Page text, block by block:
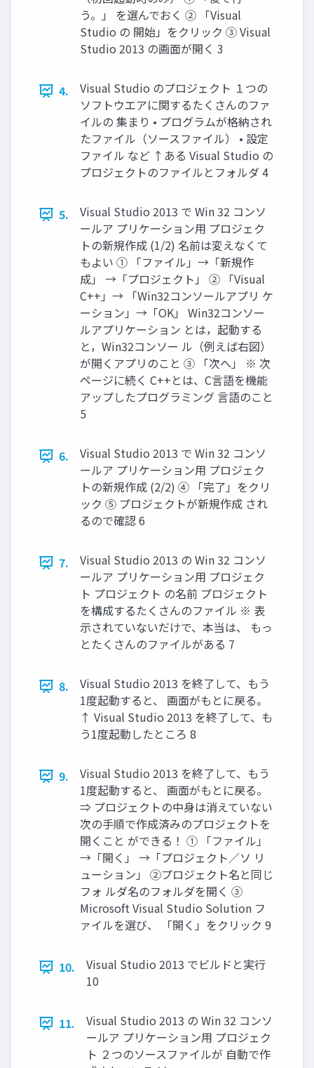
う。」 を選んでおく ② 「Visual
Studio の 開始」をクリック ③ Visual
Studio 2013 の画面が開く 3
4.
Visual Studio のプロジェクト １つの
ソフトウエアに関するたくさんのファ
イルの 集まり • プログラムが格納され
たファイル（ソースファイル） • 設定
ファイル など ↑ある Visual Studio の
プロジェクトのファイルとフォルダ 4
5.
Visual Studio 2013 で Win 32 コンソ
ールア プリケーション用 プロジェク
トの新規作成 (1/2) 名前は変えなくて
もよい ① 「ファイル」→「新規作
成」 →「プロジェクト」 ② 「Visual
C++」→ 「Win32コンソールアプリ ケ
ーション」→「OK」 Win32コンソー
ルアプリケーション とは，起動する
と，Win32コンソー ル（例えば右図）
が開くアプリのこと ③ 「次へ」 ※ 次
ページに続く C++とは、C言語を機能
アップしたプログラミング 言語のこと
5
6.
Visual Studio 2013 で Win 32 コンソ
ールア プリケーション用 プロジェク
トの新規作成 (2/2) ④ 「完了」をクリ
ック ⑤ プロジェクトが新規作成 され
るので確認 6
7.
Visual Studio 2013 の Win 32 コンソ
ールア プリケーション用 プロジェク
ト プロジェクト の名前 プロジェクト
を構成するたくさんのファイル ※ 表
示されていないだけで、本当は、 もっ
とたくさんのファイルがある 7
8.
Visual Studio 2013 を終了して、もう
1度起動すると、 画面がもとに戻る。
↑ Visual Studio 2013 を終了して、も
う1度起動したところ 8
9.
Visual Studio 2013 を終了して、もう
1度起動すると、 画面がもとに戻る。
⇒ プロジェクトの中身は消えていない
次の手順で作成済みのプロジェクトを
開くこと ができる！ ① 「ファイル」
→「開く」 →「プロジェクト／ソ リ
ューション」 ②プロジェクト名と同じ
フォ ルダ名のフォルダを開く ③
Microsoft Visual Studio Solution フ
ァイルを選び、 「開く」をクリック 9
10.
Visual Studio 2013 でビルドと実行
10
11.
Visual Studio 2013 の Win 32 コンソ
ールア プリケーション用 プロジェク
ト ２つのソースファイルが 自動で作